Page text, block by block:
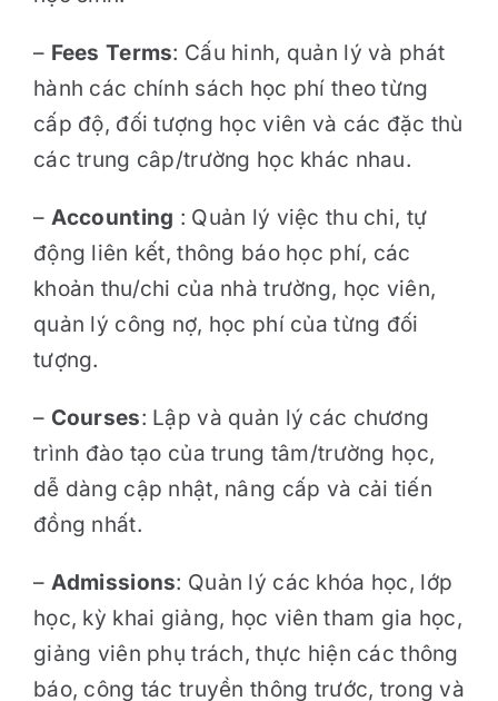
– Fees Terms: Cấu hinh, quản lý và phát
hành các chính sách học phí theo từng
cấp độ, đối tượng học viên và các đặc thù
các trung câp/trường học khác nhau.
– Accounting : Quản lý việc thu chi, tự
động liên kết, thông báo học phí, các
khoản thu/chi của nhà trường, học viên,
quản lý công nợ, học phí của từng đối
tượng.
– Courses: Lập và quản lý các chương
trình đào tạo của trung tâm/trường học,
dễ dàng cập nhật, nâng cấp và cải tiến
đồng nhất.
– Admissions: Quản lý các khóa học, lớp
học, kỳ khai giảng, học viên tham gia học,
giảng viên phụ trách, thực hiện các thông
báo, công tác truyền thông trước, trong và